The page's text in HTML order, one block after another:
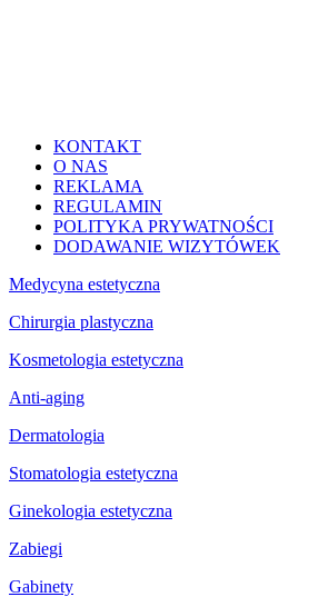
KONTAKT
O NAS
REKLAMA
REGULAMIN
POLITYKA PRYWATNOŚCI
DODAWANIE WIZYTÓWEK
Medycyna estetyczna
Chirurgia plastyczna
Kosmetologia estetyczna
Anti-aging
Dermatologia
Stomatologia estetyczna
Ginekologia estetyczna
Zabiegi
Gabinety